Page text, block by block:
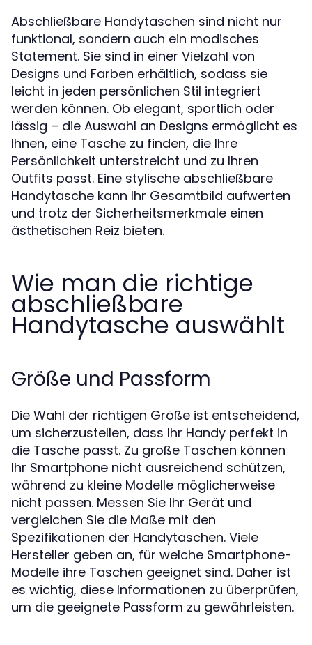
Abschließbare Handytaschen sind nicht nur
funktional, sondern auch ein modisches
Statement. Sie sind in einer Vielzahl von
Designs und Farben erhältlich, sodass sie
leicht in jeden persönlichen Stil integriert
werden können. Ob elegant, sportlich oder
lässig – die Auswahl an Designs ermöglicht es
Ihnen, eine Tasche zu finden, die Ihre
Persönlichkeit unterstreicht und zu Ihren
Outfits passt. Eine stylische abschließbare
Handytasche kann Ihr Gesamtbild aufwerten
und trotz der Sicherheitsmerkmale einen
ästhetischen Reiz bieten.
Wie man die richtige
abschließbare
Handytasche auswählt
Größe und Passform
Die Wahl der richtigen Größe ist entscheidend,
um sicherzustellen, dass Ihr Handy perfekt in
die Tasche passt. Zu große Taschen können
Ihr Smartphone nicht ausreichend schützen,
während zu kleine Modelle möglicherweise
nicht passen. Messen Sie Ihr Gerät und
vergleichen Sie die Maße mit den
Spezifikationen der Handytaschen. Viele
Hersteller geben an, für welche Smartphone-
Modelle ihre Taschen geeignet sind. Daher ist
es wichtig, diese Informationen zu überprüfen,
um die geeignete Passform zu gewährleisten.